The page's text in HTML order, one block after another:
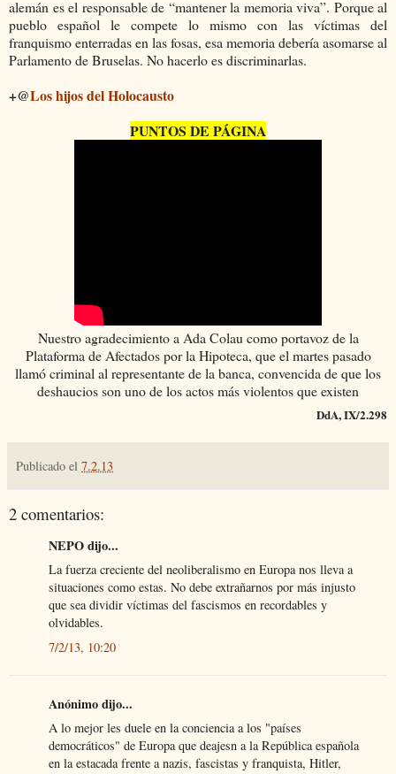
alemán es el responsable de “mantener la memoria viva”. Porque al
pueblo español le compete lo mismo con las víctimas del
franquismo enterradas en las fosas, esa memoria debería asomarse al
Parlamento de Bruselas. No hacerlo es discriminarlas.
+@Los hijos del Holocausto
PUNTOS DE PÁGINA
Nuestro agradecimiento a Ada Colau como portavoz de la
Plataforma de Afectados por la Hipoteca, que el martes pasado
llamó criminal al representante de la banca, convencida de que los
deshaucios son uno de los actos más violentos que existen
DdA, IX/2.298
Publicado el 7.2.13
2 comentarios:
NEPO dijo...
La fuerza creciente del neoliberalismo en Europa nos lleva a
situaciones como estas. No debe extrañarnos por más injusto
que sea dividir víctimas del fascismos en recordables y
olvidables.
7/2/13, 10:20
Anónimo dijo...
A lo mejor les duele en la conciencia a los "países
democráticos" de Europa que deajesn a la República española
en la estacada frente a nazis, fascistas y franquista, Hitler,